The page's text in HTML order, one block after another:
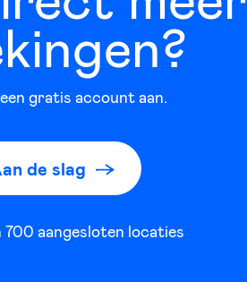
gratis account aan.
de slag
700 aangesloten locaties